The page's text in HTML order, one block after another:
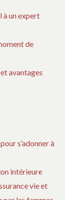
à un expert
de
avantages
s’adonner à
intérieure
vie et